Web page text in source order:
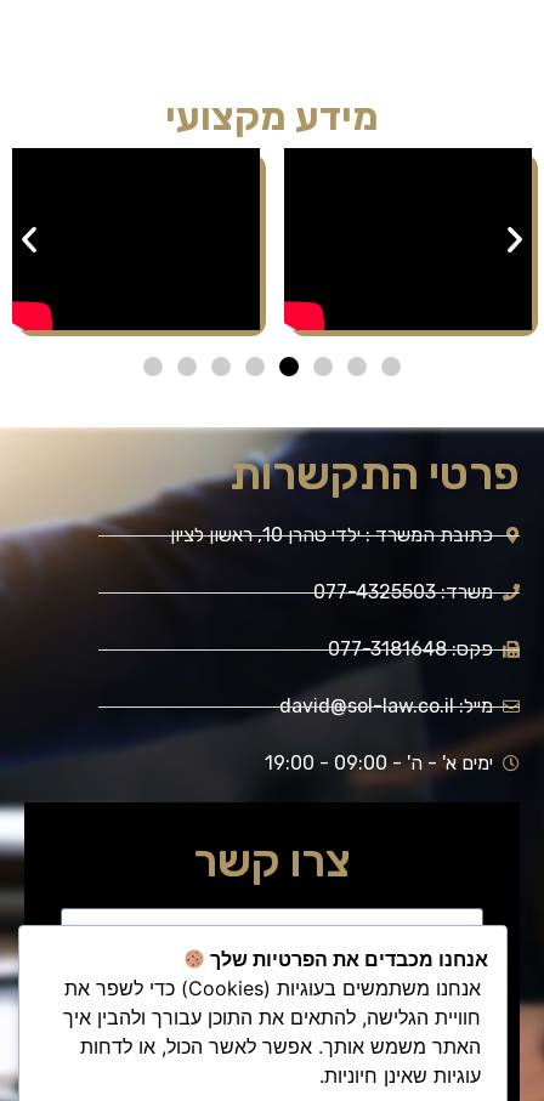
מידע מקצועי
פרטי התקשרות
כתובת המשרד : ילדי טהרן 10, ראשון לציון
משרד: 077-4325503
פקס: 077-3181648
מייל: david@sol-law.co.il
ימים א' - ה' - 09:00 - 19:00
צרו קשר
אנחנו מכבדים את הפרטיות שלך
אנחנו משתמשים בעוגיות (Cookies) כדי לשפר את
חוויית הגלישה, להתאים את התוכן עבורך ולהבין איך
האתר משמש אותך. אפשר לאשר הכול, או לדחות
עוגיות שאינן חיוניות.